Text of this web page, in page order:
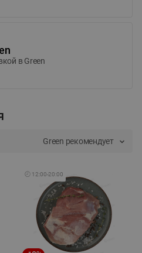
в Green
Green рекомендует
🕘 12:00-20:00